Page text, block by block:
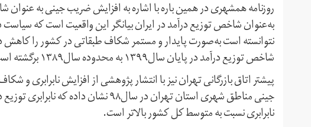
نتوانسته است به‌صورت پایدار و مستمر شکاف طبقاتی در کشور را کاهش
شاخص توزیع درآمد در پایان سال۱۳۹۹ به محدوده سال۱۳۸۹ برگشته است.»
پیشتر اتاق بازرگانی تهران نیز با انتشار پژوهشی از افزایش نابرابری
جینی مناطق شهری استان تهران در سال۹۸
نابرابری نسبت به متوسط کل کشور بالاتر است.